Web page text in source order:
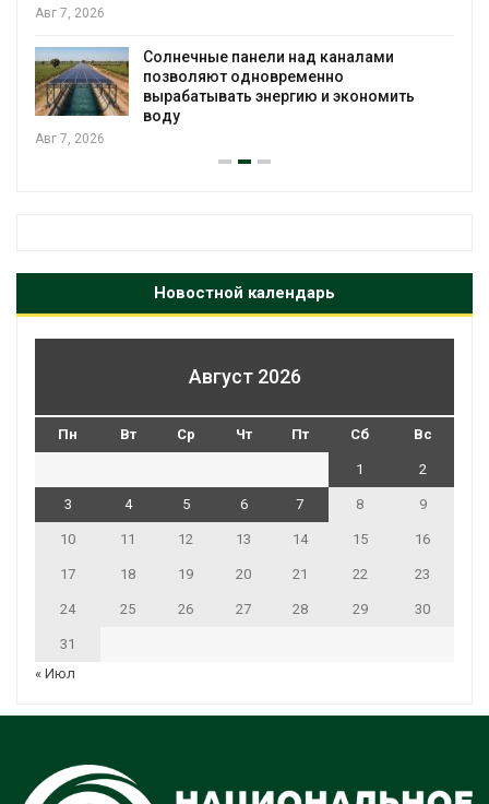
Авг 7, 2026
Солнечные панели над каналами
позволяют одновременно
вырабатывать энергию и экономить
воду
Авг 7, 2026
Новостной календарь
Август 2026
Пн Вт Ср Чт Пт Сб Вс
1 2
3 4 5 6 7 8 9
10 11 12 13 14 15 16
17 18 19 20 21 22 23
24 25 26 27 28 29 30
31
« Июл